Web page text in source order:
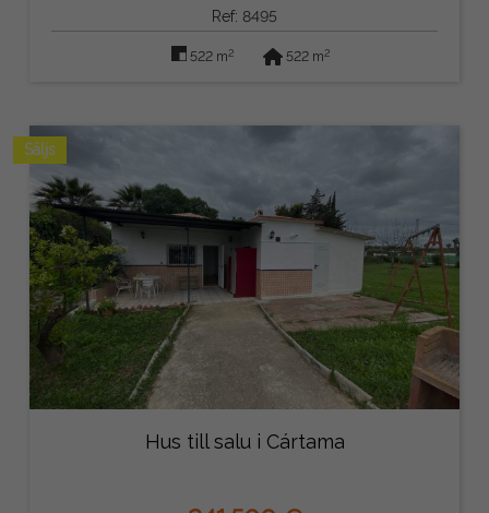
Ref: 8495
522 m2 522 m2
Säljs
Hus till salu i Cártama